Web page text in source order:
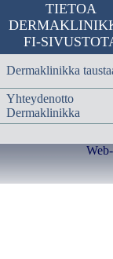
TIETOA
FI-
Dermaklinikka
Yhteydenotto
Dermaklinikka